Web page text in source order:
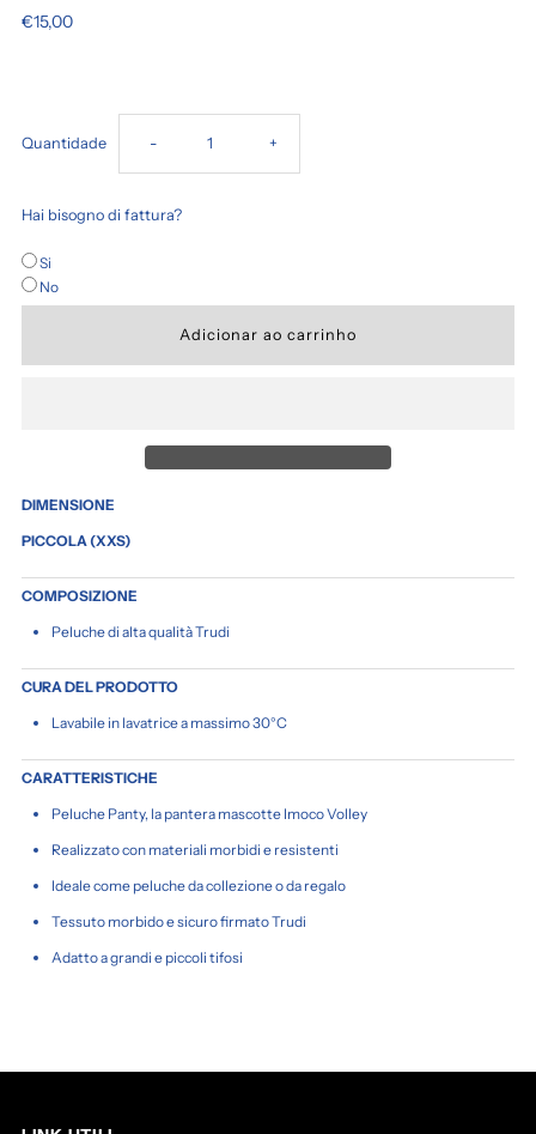
€15,00
Quantidade Diminuir
- Aumentar
+
Hai bisogno di fattura?
Si
No
DIMENSIONE
PICCOLA (XXS)
COMPOSIZIONE
Peluche di alta qualità Trudi
CURA DEL PRODOTTO
Lavabile in lavatrice a massimo 30°C
CARATTERISTICHE
Peluche Panty, la pantera mascotte Imoco Volley
Realizzato con materiali morbidi e resistenti
Ideale come peluche da collezione o da regalo
Tessuto morbido e sicuro firmato Trudi
Adatto a grandi e piccoli tifosi